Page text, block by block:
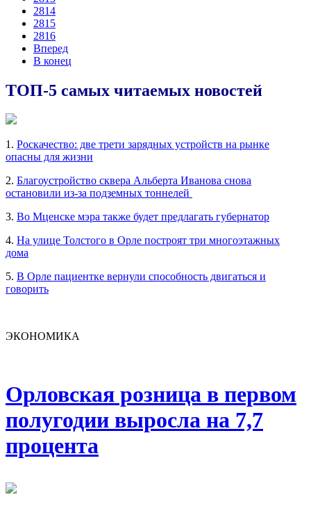
2814
2815
2816
Вперед
В конец
ТОП-5 самых читаемых новостей
1. Роскачество: две трети зарядных устройств на рынке
опасны для жизни
2. Благоустройство сквера Альберта Иванова снова
остановили из-за подземных тоннелей
3. Во Мценске мэра также будет предлагать губернатор
4. На улице Толстого в Орле построят три многоэтажных
дома
5. В Орле пациентке вернули способность двигаться и
говорить
ЭКОНОМИКА
Орловская розница в первом
полугодии выросла на 7,7
процента